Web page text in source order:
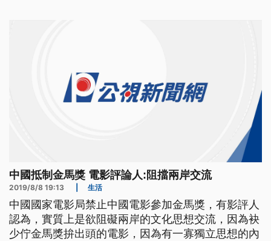
中國抵制金馬獎 電影評論人:阻擋兩岸交流
2019/8/8 19:13 生活
中國國家電影局禁止中國電影參加金馬獎，有影評人
認為，實質上是欲阻礙兩岸的文化思想交流，因為袂
少佇金馬獎拚出頭的電影，因為有一寡獨立思想的內